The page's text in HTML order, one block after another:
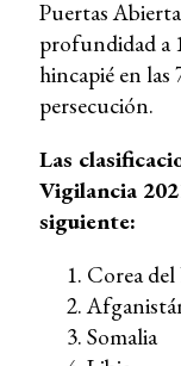
Puertas
profundidad a
hincapié en las
persecución.
Las
Vigilancia
siguiente:
Corea
Somalia